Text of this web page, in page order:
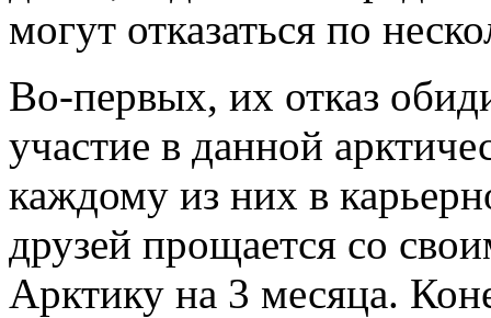
могут отказаться по
Во-первых, их отказ
участие в данной
каждому из них в
друзей прощается со
Арктику на 3 месяца.